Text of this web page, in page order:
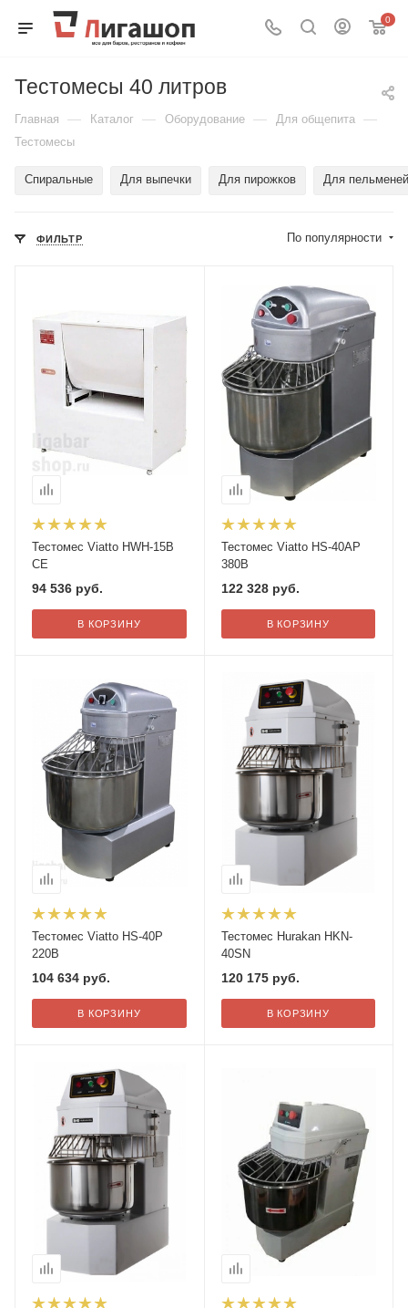
0
Тестомесы 40 литров
Главная — Каталог — Оборудование — Для общепита —
Тестомесы
Спиральные Для выпечки Для пирожков Для пельменей
ФИЛЬТР По популярности
Тестомес Viatto HWH-15B
СЕ
94 536 руб.
В КОРЗИНУ
Тестомес Viatto HS-40AP
380В
122 328руб.
В КОРЗИНУ
Тестомес Viatto HS-40P
220В
104 634 руб.
В КОРЗИНУ
Тестомес Hurakan HKN-
40SN
120 175руб.
В КОРЗИНУ